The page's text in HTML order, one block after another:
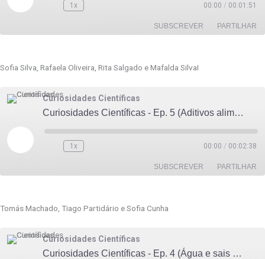
1x 00:00 / 00:01:51
SUBSCREVER PARTILHAR
FEED RSS
INCORPORAR
Sofia Silva, Rafaela Oliveira, Rita Salgado e Mafalda SilvaI
Curiosidades Científicas
Curiosidades Científicas - Ep. 5 (Aditivos alimentares: o que são, tipos e para que servem)
Reproduzir
1x 00:00 / 00:02:38
SUBSCREVER PARTILHAR
FEED RSS
INCORPORAR
Tomás Machado, Tiago Partidário e Sofia Cunha
Curiosidades Científicas
Curiosidades Científicas - Ep. 4 (Água e sais minerais: veja o que é, importância e funções)